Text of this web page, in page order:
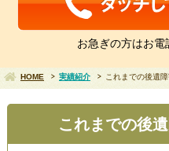
お急ぎの方はお
HOME 実績紹介 これまでの後遺
これまでの後